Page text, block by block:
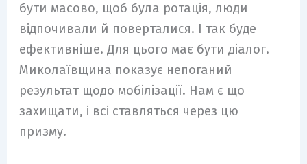
бути масово, щоб була ротація, люди
відпочивали й поверталися. І так буде
ефективніше. Для цього має бути діалог.
Миколаївщина показує непоганий
результат щодо мобілізації. Нам є що
захищати, і всі ставляться через цю
призму.